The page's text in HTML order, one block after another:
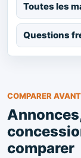
Toutes les
Questions
COMPARER
comparer